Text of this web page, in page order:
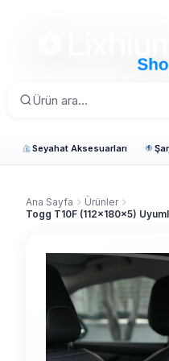
Seyahat Aksesuarları
Ana Sayfa
Ürünler
Togg T10F (112x180x5)